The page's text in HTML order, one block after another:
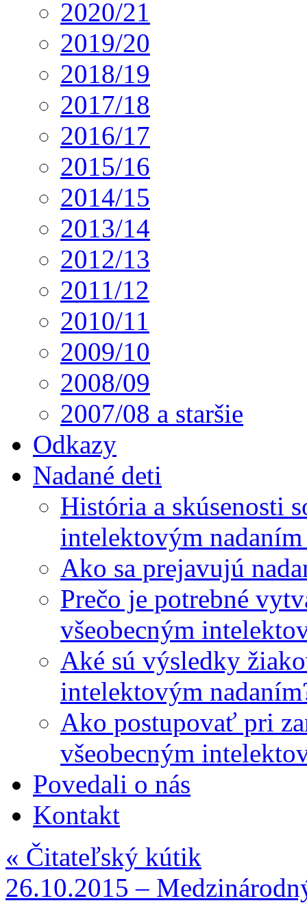
2020/21
2019/20
2018/19
2017/18
2016/17
2015/16
2014/15
2013/14
2012/13
2011/12
2010/11
2009/10
2008/09
2007/08 a staršie
Odkazy
Nadané deti
História a skúsenosti
intelektovým
Ako sa prejavujú
Prečo je potrebné
všeobecným
Aké sú výsledky
intelektovým
Ako postupovať pri
všeobecným
Povedali o nás
Kontakt
« Čitateľský kútik
26.10.2015 –